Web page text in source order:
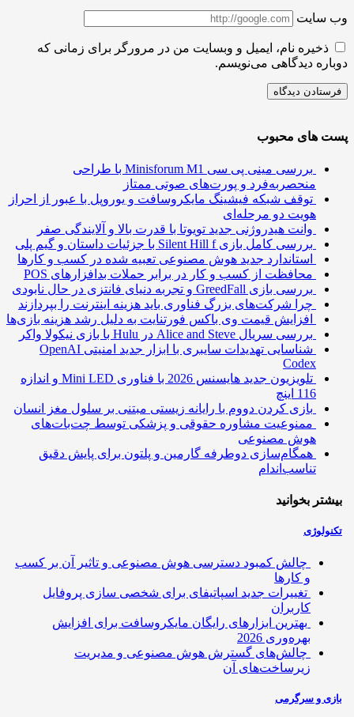
ذخیره نام، ایمیل و وبسایت من در مرورگر برای زمانی که
دیدگاهی می‌نویسم.
های محبوب
بررسی مینی پی ‌سی Minisforum M1 با طراحی
منحصربه‌فرد و پورت‌های صوتی ممتاز
توقف شبکه فیشینگ مایکروسافت و یوروپل با عبور از احراز
هویت دو مرحله‌ای
وانت هیدروژنی جدید تویوتا با قدرت بالا و آلایندگی صفر
بررسی کامل بازی Silent Hill f با جزئیات داستان و گیم پلی
استاندارد جدید هوش مصنوعی تعبیه شده در کسب و کارها
محافظت از کسب و کار در برابر حملات بدافزارهای POS
بررسی بازی GreedFall و تجربه دنیای فانتزی در حال نابودی
چرا شرکت‌های بزرگ فناوری باید هزینه اینترنت را بپردازند
افزایش قیمت وی باکس فورتنایت به دلیل رشد هزینه بازی‌ها
بررسی سریال Alice and Steve در Hulu با بازی نیکولا واکر
شناسایی تهدیدات سایبری با ابزار جدید امنیتی OpenAI
Codex
تلویزیون جدید هایسنس 2026 با فناوری Mini LED و اندازه
بازی کردن دووم با رایانه زیستی مبتنی بر سلول مغز انسان
ممنوعیت مشاوره حقوقی و پزشکی توسط چت‌بات‌های
هوش مصنوعی
همگام‌سازی دوطرفه گارمین و پلتون برای پایش دقیق
تناسب‌اندام
بخوانید
چالش کمبود دسترسی هوش مصنوعی و تاثیر آن بر کسب
و کارها
تغییرات جدید اسپاتیفای برای شخصی سازی پروفایل
کاربران
بهترین ابزارهای رایگان مایکروسافت برای افزایش
بهره‌وری 2026
چالش‌های گسترش هوش مصنوعی و مدیریت
زیرساخت‌های آن
و سرگرمی